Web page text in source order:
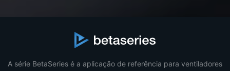
A série BetaSeries é a aplicação de referência para ventiladores